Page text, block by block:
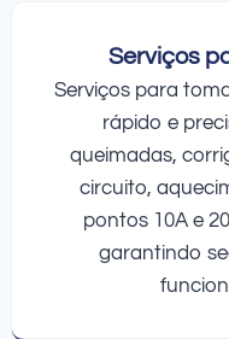
Serviços
Serviços para
rápido e
queimadas,
circuito,
pontos 10A e
garantindo